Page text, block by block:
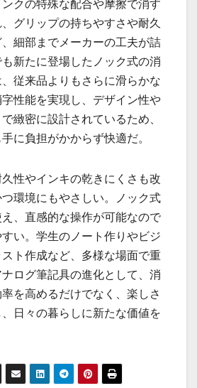
クの特殊な配合や摩擦で消す
グリップの持ちやすさや耐久
細部までメーカーの工夫が詰
新たに登場したノック式の消
従来品よりもさらに滑らかな
性能を実現し、デザイン性や
緻密に設計されているため、
に負担がかからず快適だ。
性やインキの乾きにくさも改
環境にもやさしい。ノック式
、直感的な操作が可能なので
い。学生のノート作りやビジ
ト作成など、多様な場面で重
ログ筆記具の進化として、消
を高めるだけでなく、楽しさ
日々の暮らしに新たな価値を